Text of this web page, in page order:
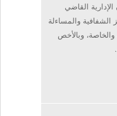
القاضي
الشفافية والمساءلة
وبالأخص